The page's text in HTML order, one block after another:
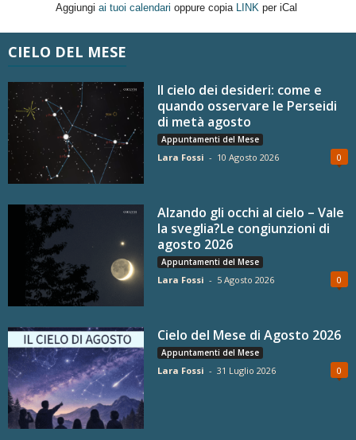
Aggiungi ai tuoi calendari oppure copia LINK per iCal
CIELO DEL MESE
Il cielo dei desideri: come e
quando osservare le Perseidi
di metà agosto
Appuntamenti del Mese
Lara Fossi - 10 Agosto 2026 0
Alzando gli occhi al cielo – Vale
la sveglia?Le congiunzioni di
agosto 2026
Appuntamenti del Mese
Lara Fossi - 5 Agosto 2026 0
Cielo del Mese di Agosto 2026
Appuntamenti del Mese
Lara Fossi - 31 Luglio 2026 0